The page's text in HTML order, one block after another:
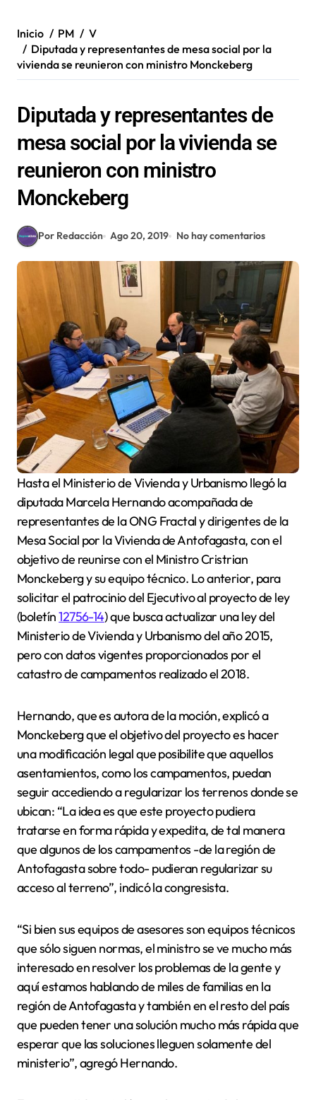
Inicio PM
V
Diputada y representantes de mesa social por la
vivienda se reunieron con ministro Monckeberg
Diputada y representantes de
mesa social por la vivienda se
reunieron con ministro
Monckeberg
Por Redacción Ago 20, 2019 No hay comentarios
Hasta el Ministerio de Vivienda y Urbanismo llegó la
diputada Marcela Hernando acompañada de
representantes de la ONG Fractal y dirigentes de la
Mesa Social por la Vivienda de Antofagasta, con el
objetivo de reunirse con el Ministro Cristrian
Monckeberg y su equipo técnico. Lo anterior, para
solicitar el patrocinio del Ejecutivo al proyecto de ley
(boletín12756-14) que busca actualizar una ley del
Ministerio de Vivienda y Urbanismo del año 2015,
pero con datos vigentes proporcionados por el
catastro de campamentos realizado el 2018.
Hernando, que es autora de la moción, explicó a
Monckeberg que el objetivo del proyecto es hacer
una modificación legal que posibilite que aquellos
asentamientos, como los campamentos, puedan
seguir accediendo a regularizar los terrenos donde se
ubican: “La idea es que este proyecto pudiera
tratarse en forma rápida y expedita, de tal manera
que algunos de los campamentos -de la región de
Antofagasta sobre todo- pudieran regularizar su
acceso al terreno”, indicó la congresista.
“Si bien sus equipos de asesores son equipos técnicos
que sólo siguen normas, el ministro se ve mucho más
interesado en resolver los problemas de la gente y
aquí estamos hablando de miles de familias en la
región de Antofagasta y también en el resto del país
que pueden tener una solución mucho más rápida que
esperar que las soluciones lleguen solamente del
ministerio”, agregó Hernando.